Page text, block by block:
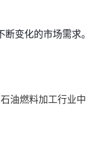
变化的市场需求。
油燃料加工行业中